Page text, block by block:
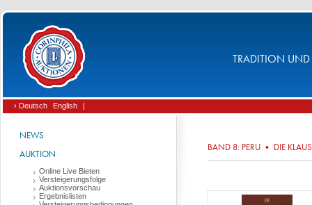
TRADITION UND
› Deutsch English |
NEWS
AUKTION
Online Live Bieten
Versteigerungsfolge
Auktionsvorschau
Ergebnislisten
BAND 8: PERU • DIE